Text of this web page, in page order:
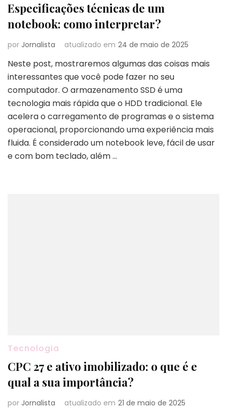
Especificações técnicas de um
notebook: como interpretar?
por Jornalista atualizado em 24 de maio de 2025
Neste post, mostraremos algumas das coisas mais
interessantes que você pode fazer no seu
computador. O armazenamento SSD é uma
tecnologia mais rápida que o HDD tradicional. Ele
acelera o carregamento de programas e o sistema
operacional, proporcionando uma experiência mais
fluida. É considerado um notebook leve, fácil de usar
e com bom teclado, além …
Tecnologia
CPC 27 e ativo imobilizado: o que é e
qual a sua importância?
por Jornalista atualizado em 21 de maio de 2025